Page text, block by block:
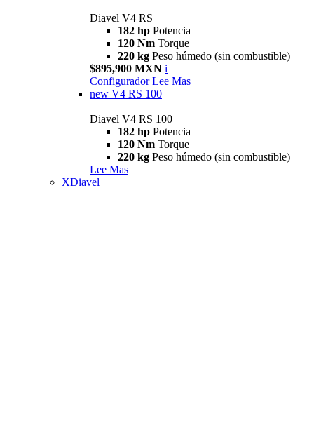
Diavel V4 RS
182 hp Potencia
120 Nm Torque
220 kg Peso húmedo (sin combustible)
$895,900 MXN i
Configurador Lee Mas
new V4 RS 100
Diavel V4 RS 100
182 hp Potencia
120 Nm Torque
220 kg Peso húmedo (sin combustible)
Lee Mas
XDiavel